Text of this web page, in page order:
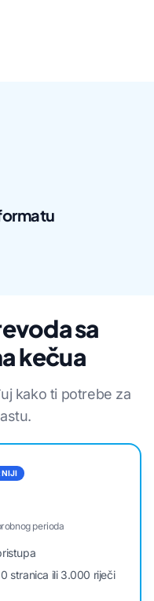
sa
kečua
kako ti potrebe za
perioda
stranica ili 3.000 riječi